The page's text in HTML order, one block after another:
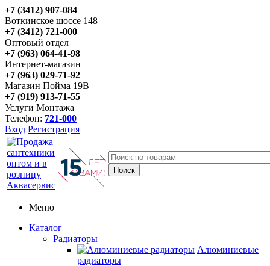
+7 (3412) 907-084
Воткинское шоссе 148
+7 (3412) 721-000
Оптовый отдел
+7 (963) 064-41-98
Интернет-магазин
+7 (963) 029-71-92
Магазин Пойма 19В
+7 (919) 913-71-55
Услуги Монтажа
Телефон: 721-000
Вход Регистрация
Меню
Каталог
Радиаторы
Алюминиевые
радиаторы